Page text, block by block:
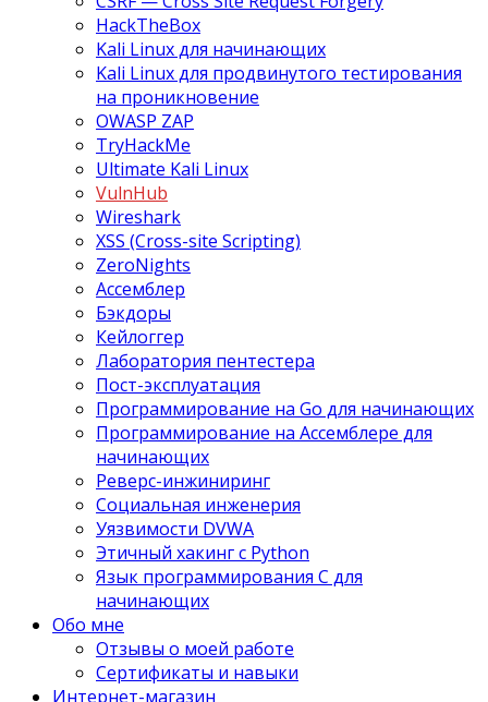
HackTheBox
Kali Linux для начинающих
Kali Linux для продвинутого тестирования
на проникновение
OWASP ZAP
TryHackMe
Ultimate Kali Linux
VulnHub
Wireshark
XSS (Cross-site Scripting)
ZeroNights
Ассемблер
Бэкдоры
Кейлоггер
Лаборатория пентестера
Пост-эксплуатация
Программирование на Go для начинающих
Программирование на Ассемблере для
начинающих
Реверс-инжиниринг
Социальная инженерия
Уязвимости DVWA
Этичный хакинг с Python
Язык программирования С для
начинающих
Обо мне
Отзывы о моей работе
Сертификаты и навыки
Интернет-магазин